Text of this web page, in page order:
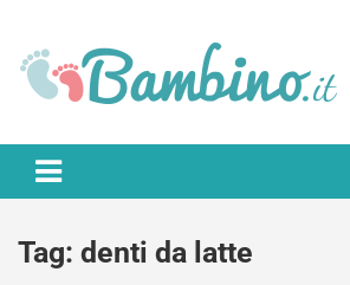
content
Bambino.it
Tag: denti da latte